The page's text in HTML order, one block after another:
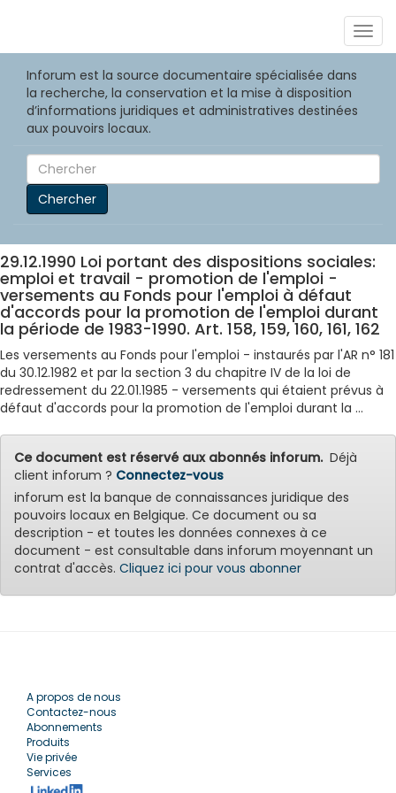
Inforum est la source documentaire spécialisée dans
la recherche, la conservation et la mise à disposition
d’informations juridiques et administratives destinées
aux pouvoirs locaux.
Chercher
29.12.1990 Loi portant des dispositions sociales:
emploi et travail - promotion de l'emploi -
versements au Fonds pour l'emploi à défaut
d'accords pour la promotion de l'emploi durant
la période de 1983-1990. Art. 158, 159, 160, 161, 162
Les versements au Fonds pour l'emploi - instaurés par l'AR n° 181
du 30.12.1982 et par la section 3 du chapitre IV de la loi de
redressement du 22.01.1985 - versements qui étaient prévus à
défaut d'accords pour la promotion de l'emploi durant la ...
Ce document est réservé aux abonnés inforum.Déjà
client inforum ? Connectez-vous
inforum est la banque de connaissances juridique des
pouvoirs locaux en Belgique. Ce document ou sa
description - et toutes les données connexes à ce
document - est consultable dans inforum moyennant un
contrat d'accès. Cliquez ici pour vous abonner
A propos de nous
Contactez-nous
Abonnements
Produits
Vie privée
Services